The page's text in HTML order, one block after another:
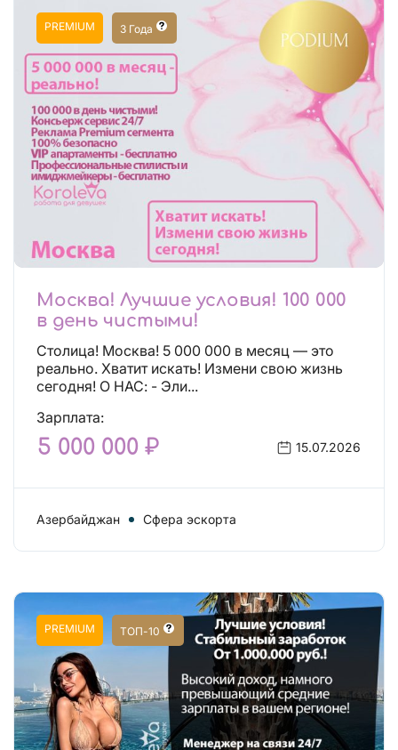
PREMIUM 3 Года
Москва! Лучшие условия! 100 000
в день чистыми!
Столица! Москва! 5 000 000 в месяц — это
реально. Хватит искать! Измени свою жизнь
сегодня! О НАС: - Эли...
Зарплата:
5 000 000 ₽ 15.07.2026
Азербайджан Сфера эскорта
PREMIUM ТОП-10